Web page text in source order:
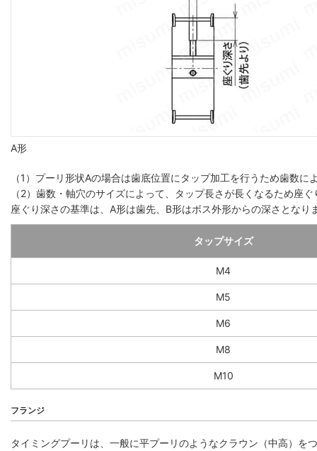
A形
（1）プーリ形状Aの場合は歯底位置にタップ加工を行うため歯数
（2）歯数・軸穴のサイズによって、タップ長さが長くなるため座
座ぐり深さの基準は、A形は歯先、B形はボス外形からの深さとなり
タップサイズ
M4
M5
M6
M8
M10
フランジ
タイミングプーリは、一般に平プーリのようなクラウン（中高）